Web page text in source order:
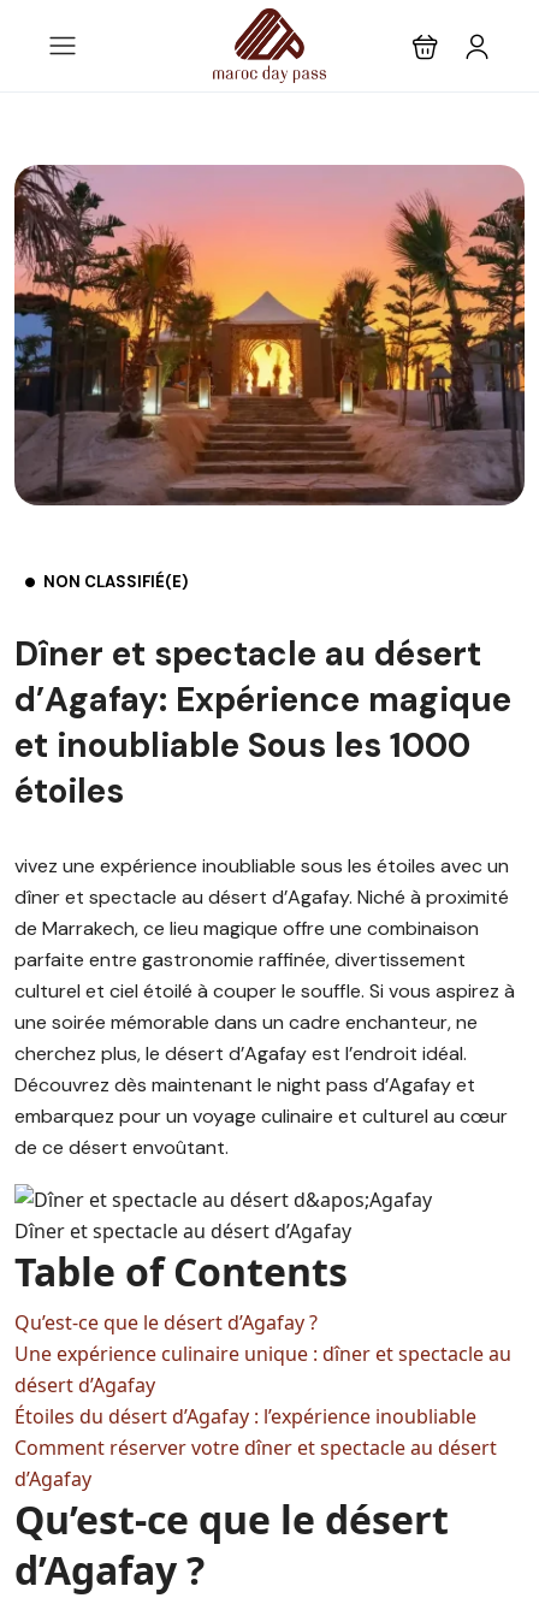
NON CLASSIFIÉ(E)
Dîner et spectacle au désert
d’Agafay: Expérience magique
et inoubliable Sous les 1000
étoiles
vivez une expérience inoubliable sous les étoiles avec un
dîner et spectacle au désert d’Agafay. Niché à proximité
de Marrakech, ce lieu magique offre une combinaison
parfaite entre gastronomie raffinée, divertissement
culturel et ciel étoilé à couper le souffle. Si vous aspirez à
une soirée mémorable dans un cadre enchanteur, ne
cherchez plus, le désert d’Agafay est l’endroit idéal.
Découvrez dès maintenant le night pass d’Agafay et
embarquez pour un voyage culinaire et culturel au cœur
de ce désert envoûtant.
Dîner et spectacle au désert d’Agafay
Table of Contents
Qu’est-ce que le désert d’Agafay ?
Une expérience culinaire unique : dîner et spectacle au
désert d’Agafay
Étoiles du désert d’Agafay : l’expérience inoubliable
Comment réserver votre dîner et spectacle au désert
d’Agafay
Qu’est-ce que le désert
d’Agafay ?